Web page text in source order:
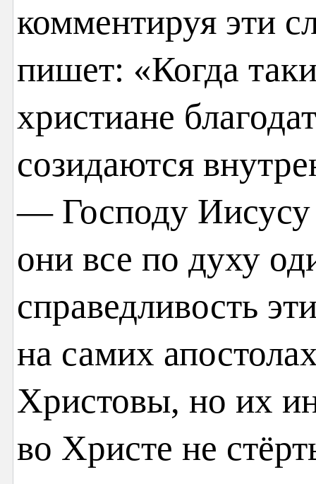
комментируя эти
пишет: «Когда
христиане
созидаются
— Господу Иисусу
они все по духу
справедливость
на самих
Христовы, но их
во Христе не